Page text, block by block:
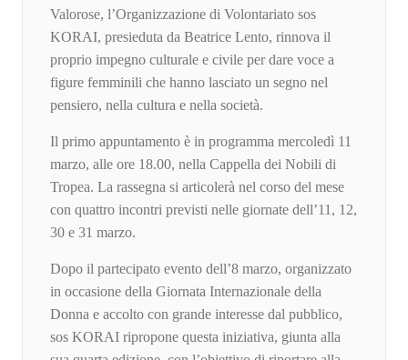
Valorose, l’Organizzazione di Volontariato sos
KORAI, presieduta da Beatrice Lento, rinnova il
proprio impegno culturale e civile per dare voce a
figure femminili che hanno lasciato un segno nel
pensiero, nella cultura e nella società.
Il primo appuntamento è in programma mercoledì 11
marzo, alle ore 18.00, nella Cappella dei Nobili di
Tropea. La rassegna si articolerà nel corso del mese
con quattro incontri previsti nelle giornate dell’11, 12,
30 e 31 marzo.
Dopo il partecipato evento dell’8 marzo, organizzato
in occasione della Giornata Internazionale della
Donna e accolto con grande interesse dal pubblico,
sos KORAI ripropone questa iniziativa, giunta alla